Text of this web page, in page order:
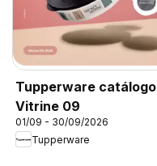
Tupperware catálogo
Vitrine 09
01/09 - 30/09/2026
Tupperware